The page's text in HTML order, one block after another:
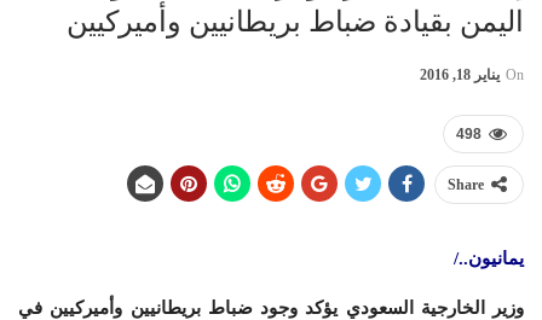
اليمن بقيادة ضباط بريطانيين وأميركيين
On يناير 18, 2016
498
Share
يمانيون../
وزير الخارجية السعودي يؤكد وجود ضباط بريطانيين وأميركيين في